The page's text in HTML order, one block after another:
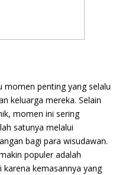
momen penting yang selalu
keluarga mereka. Selain
momen ini sering
satunya melalui
bagi para wisudawan.
populer adalah
kemasannya yang